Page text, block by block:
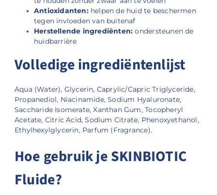
Antioxidanten:helpen de huid te beschermen
tegen invloeden van buitenaf
Herstellende ingrediënten: ondersteunen de
huidbarrière
Volledige ingrediëntenlijst
Aqua (Water), Glycerin, Caprylic/Capric Triglyceride,
Propanediol, Niacinamide, Sodium Hyaluronate,
Saccharide Isomerate, Xanthan Gum, Tocopheryl
Acetate, Citric Acid, Sodium Citrate, Phenoxyethanol,
Ethylhexylglycerin, Parfum (Fragrance).
Hoe gebruik je SKINBIOTIC
Fluide?